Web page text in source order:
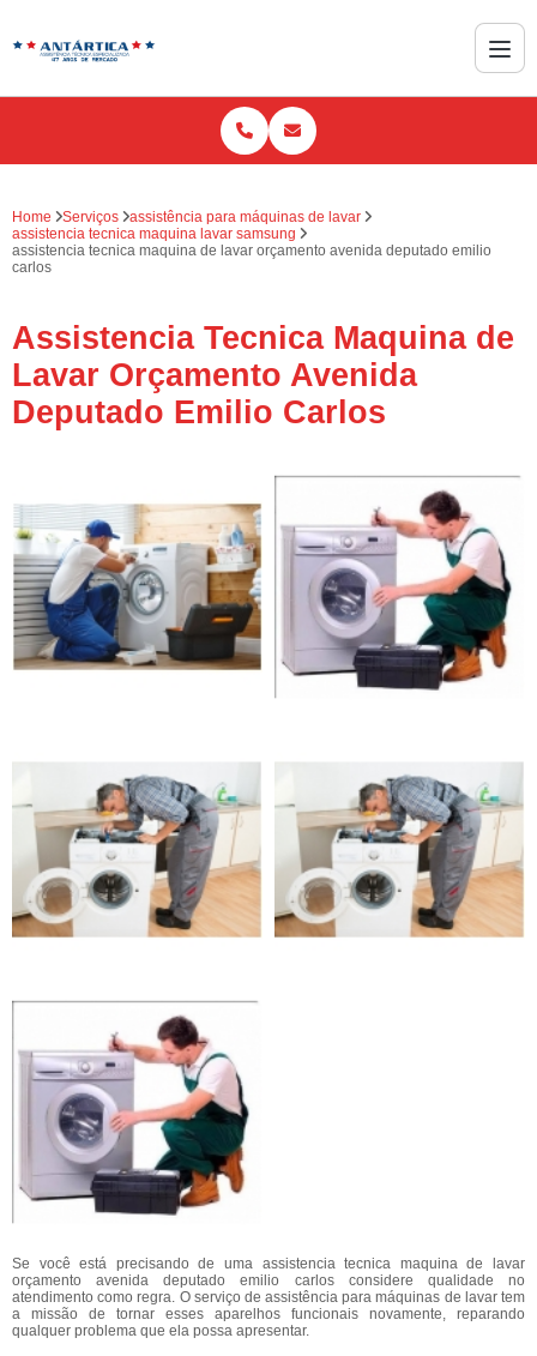
Home Serviços
assistência para máquinas de lavar
assistencia tecnica maquina lavar samsung
assistencia tecnica maquina de lavar orçamento avenida deputado emilio
carlos
Assistencia Tecnica Maquina de
Lavar Orçamento Avenida
Deputado Emilio Carlos
Se você está precisando de uma assistencia tecnica maquina de lavar
orçamento avenida deputado emilio carlos considere qualidade no
atendimento como regra. O serviço de assistência para máquinas de lavar tem
a missão de tornar esses aparelhos funcionais novamente, reparando
qualquer problema que ela possa apresentar.